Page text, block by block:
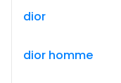
dior
dior homme